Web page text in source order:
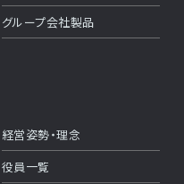
グループ会社製品
経営姿勢・理念
役員一覧